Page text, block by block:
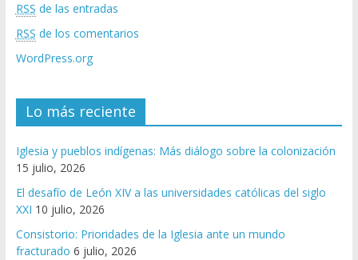
RSS de las entradas
RSS de los comentarios
WordPress.org
Lo más reciente
Iglesia y pueblos indígenas: Más diálogo sobre la colonización
15 julio, 2026
El desafío de León XIV a las universidades católicas del siglo
XXI 10 julio, 2026
Consistorio: Prioridades de la Iglesia ante un mundo
fracturado 6 julio, 2026